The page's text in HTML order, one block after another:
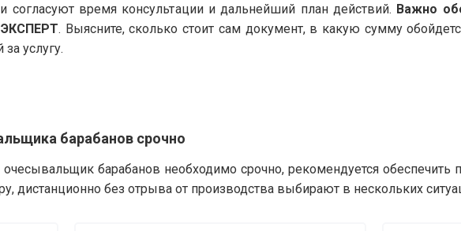
время консультации и дальнейший план действий. Важно
. Выясните, сколько стоит сам документ, в какую сумму
услугу.
барабанов срочно
барабанов необходимо срочно, рекомендуется обеспечить
дистанционно без отрыва от производства выбирают в нескольких